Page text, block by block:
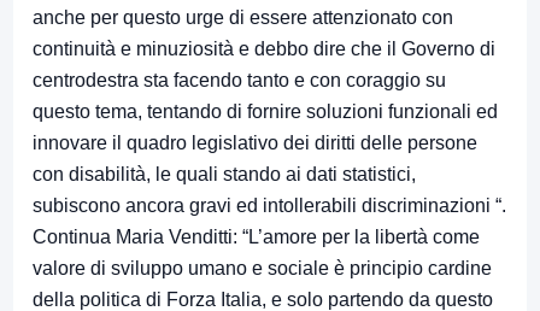
anche per questo urge di essere attenzionato con
continuità e minuziosità e debbo dire che il Governo di
centrodestra sta facendo tanto e con coraggio su
questo tema, tentando di fornire soluzioni funzionali ed
innovare il quadro legislativo dei diritti delle persone
con disabilità, le quali stando ai dati statistici,
subiscono ancora gravi ed intollerabili discriminazioni “.
Continua Maria Venditti: “L’amore per la libertà come
valore di sviluppo umano e sociale è principio cardine
della politica di Forza Italia, e solo partendo da questo